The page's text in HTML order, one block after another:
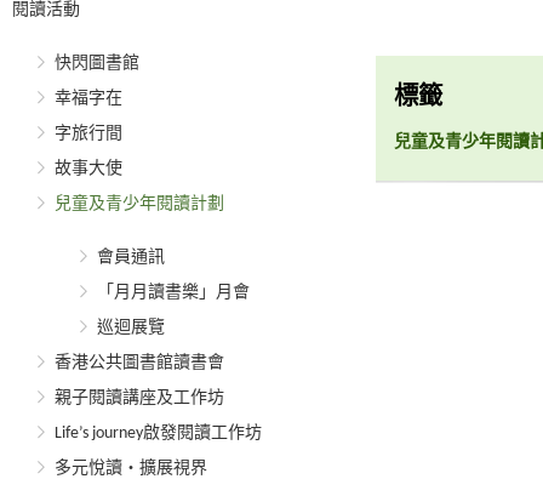
閱讀活動
快閃圖書館
幸福字在
字旅行間
故事大使
兒童及青少年閱讀計劃
會員通訊
「月月讀書樂」月會
巡迴展覽
香港公共圖書館讀書會
親子閱讀講座及工作坊
Life’s journey啟發閱讀工作坊
多元悅讀‧擴展視界
標籤
兒童及青少年閱讀